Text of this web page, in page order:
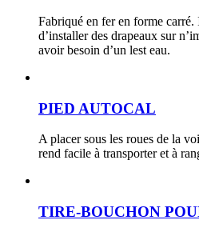
Fabriqué en fer en forme carré.
d’installer des drapeaux sur
avoir besoin d’un lest eau.
PIED AUTOCAL
A placer sous les roues de la
rend facile à transporter et à
TIRE-BOUCHON